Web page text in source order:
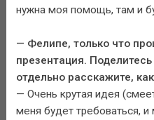
нужна моя помощь, там и
— Фелипе, только что
презентация.
отдельно расскажите,
— Очень крутая идея
меня будет требоваться,